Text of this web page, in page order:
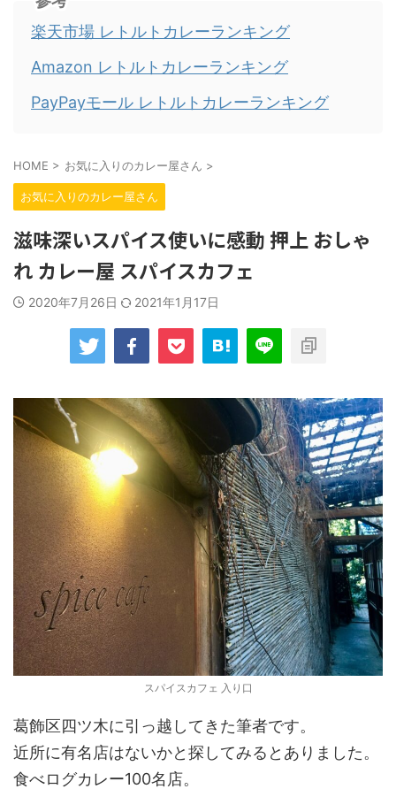
楽天市場 レトルトカレーランキング
Amazon レトルトカレーランキング
PayPayモール レトルトカレーランキング
HOME > お気に入りのカレー屋さん >
お気に入りのカレー屋さん
滋味深いスパイス使いに感動 押上 おしゃ
れ カレー屋 スパイスカフェ
2020年7月26日 2021年1月17日
スパイスカフェ 入り口
葛飾区四ツ木に引っ越してきた筆者です。
近所に有名店はないかと探してみるとありました。
食べログカレー100名店。